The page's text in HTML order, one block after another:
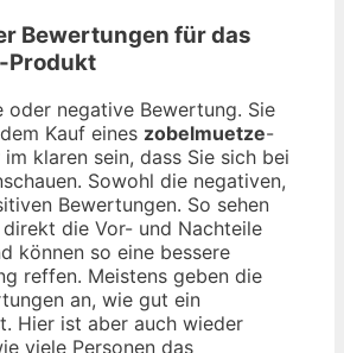
Bewertungen für das
-Produkt
oder negative Bewertung. Sie
Kauf eines zobelmuetze-
klaren sein, dass Sie sich bei
Sowohl die negativen,
Bewertungen. So sehen
direkt die Vor- und Nachteile
können so eine bessere
reffen. Meistens geben die
an, wie gut ein
Hier ist aber auch wieder
viele Personen das